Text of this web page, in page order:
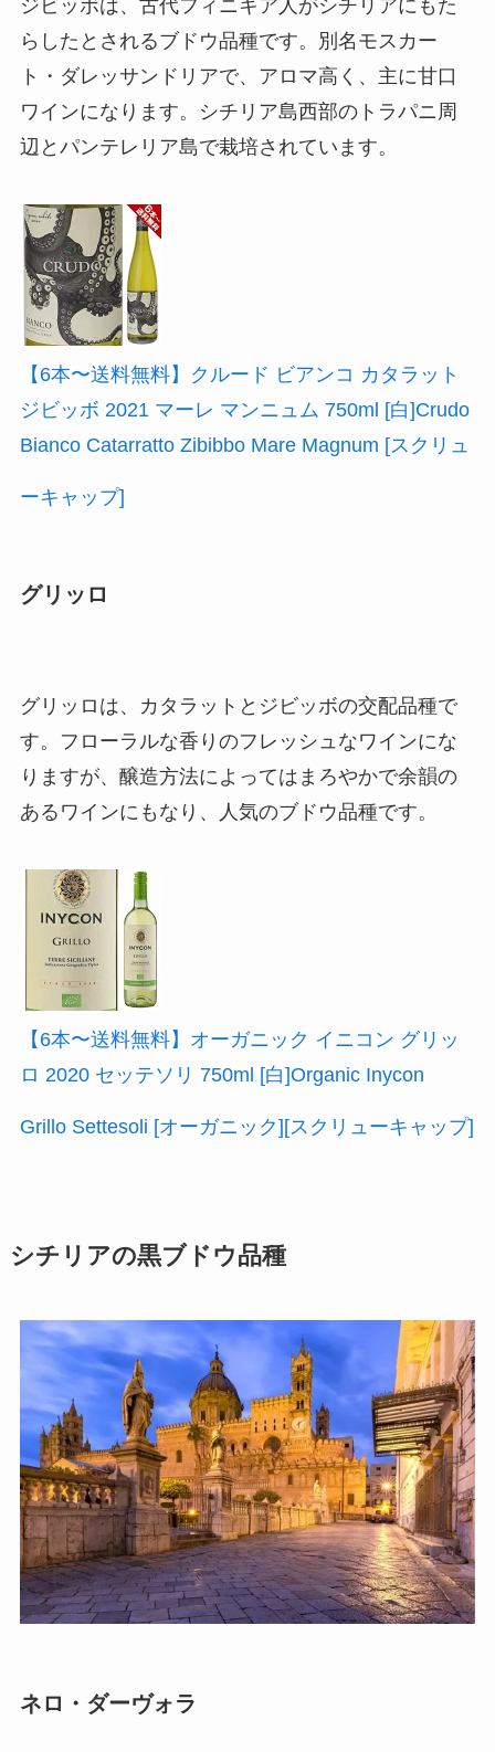
ジビッボは、古代フィニキア人がシチリアにもた
らしたとされるブドウ品種です。別名モスカー
ト・ダレッサンドリアで、アロマ高く、主に甘口
ワインになります。シチリア島西部のトラパニ周
辺とパンテレリア島で栽培されています。
【6本〜送料無料】クルード ビアンコ カタラット
ジビッボ 2021 マーレ マンニュム 750ml [白]Crudo
Bianco Catarratto Zibibbo Mare Magnum [スクリュ
ーキャップ]
グリッロ
グリッロは、カタラットとジビッボの交配品種で
す。フローラルな香りのフレッシュなワインにな
りますが、醸造方法によってはまろやかで余韻の
あるワインにもなり、人気のブドウ品種です。
【6本〜送料無料】オーガニック イニコン グリッ
ロ 2020 セッテソリ 750ml [白]Organic Inycon
Grillo Settesoli [オーガニック][スクリューキャップ]
シチリアの黒ブドウ品種
ネロ・ダーヴォラ